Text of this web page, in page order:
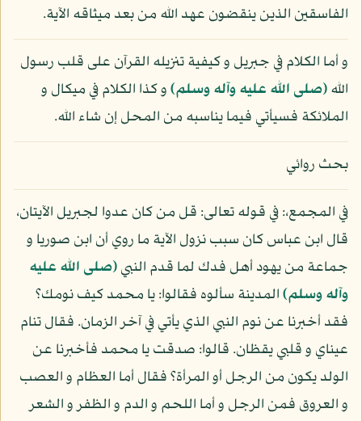
الفاسقين الذين ينقضون عهد الله من بعد ميثاقه الآية.
و أما الكلام في جبريل و كيفية تنزيله القرآن على قلب رسول
الله(صلى الله عليه وآله وسلم)و كذا الكلام في ميكال و
الملائكة فسيأتي فيما يناسبه من المحل إن شاء الله.
بحث روائي
في المجمع،: في قوله تعالى: قل من كان عدوا لجبريل الآيتان،
قال ابن عباس كان سبب نزول الآية ما روي أن ابن صوريا و
جماعة من يهود أهل فدك لما قدم النبي(صلى الله عليه
وآله وسلم)المدينة سألوه فقالوا: يا محمد كيف نومك؟
فقد أخبرنا عن نوم النبي الذي يأتي في آخر الزمان. فقال تنام
عيناي و قلبي يقظان. قالوا: صدقت يا محمد فأخبرنا عن
الولد يكون من الرجل أو المرأة؟ فقال أما العظام و العصب
و العروق فمن الرجل و أما اللحم و الدم و الظفر و الشعر